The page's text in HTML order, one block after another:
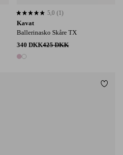
Kavat
Ballerinasko Skåre TX
340 DKK425 DKK
2 farver
5,0 baseret på 1 bedømmelser
5,0 (1)